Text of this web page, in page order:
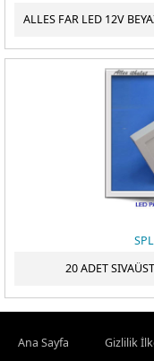
20 ADET
Ana Sayfa Gizlilik